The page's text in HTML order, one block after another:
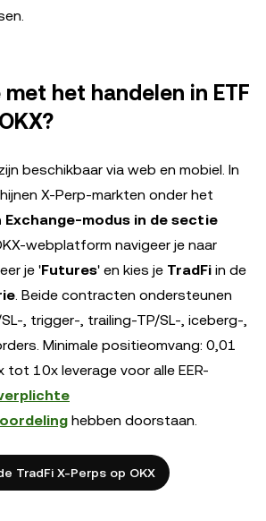
het handelen in ETF
beschikbaar via web en mobiel. In
X-Perp-markten onder het
Exchange-modus in de sectie
webplatform navigeer je naar
je 'Futures' en kies je TradFi in de
. Beide contracten ondersteunen
, trigger-, trailing-TP/SL-, iceberg-,
Minimale positieomvang: 0,01
10x leverage voor alle EER-
hebben doorstaan.
TradFi X-Perps op OKX